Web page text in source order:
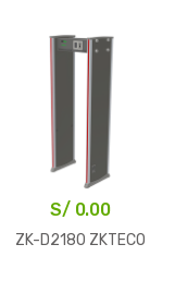
S/ 0.00
ZK-D2180 ZKTECO